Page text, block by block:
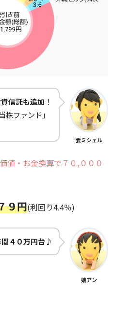
信託も追加 ！
株ファンド」
妻ミシェル
値・お金換算で７０,０００
９円(利回り4.4％)
４０万円台♪
娘アン